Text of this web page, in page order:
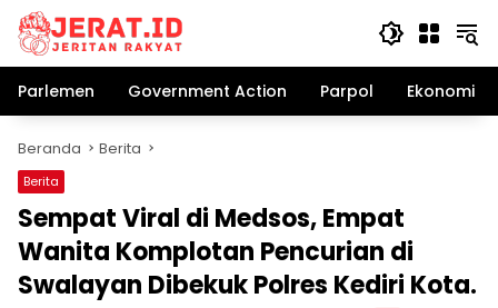
Langsung
konten
Parlemen
Government Action Parpol Ekonomi
Beranda Berita
Berita
Sempat Viral di Medsos, Empat
Wanita Komplotan Pencurian di
Swalayan Dibekuk Polres Kediri Kota.